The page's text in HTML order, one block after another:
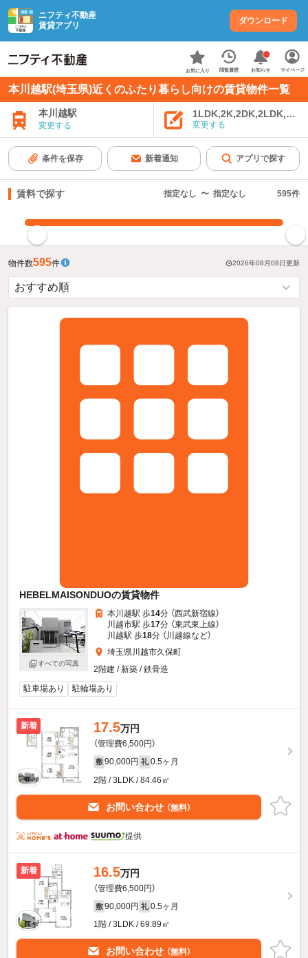
ニフティ不動産
賃貸アプリ
ダウンロード
お気に入り 閲覧履歴 お知らせ マイページ
本川越駅(埼玉県)近くのふたり暮らし向けの賃貸物件一覧
本川越駅
変更する 変更する
条件を保存 新着通知 アプリで探す
賃料で探す 指定なし 〜 指定なし 595件
物件数595件 2026年08月08日更新
HEBELMAISONDUOの賃貸物件
すべての写真
本川越駅 歩14分 （西武新宿線）
川越市駅 歩17分 （東武東上線）
川越駅 歩18分 （川越線など）
埼玉県川越市久保町
2階建 / 新築 / 鉄骨造
駐車場あり
駐輪場あり
新着 17.5万円
（管理費6,500円）
敷 90,000円 礼 0.5ヶ月
2階 / 3LDK / 84.46㎡
お問い合わせ （無料）
提供
新着 16.5万円
（管理費6,500円）
敷 90,000円 礼 0.5ヶ月
1階 / 3LDK / 69.89㎡
お問い合わせ （無料）